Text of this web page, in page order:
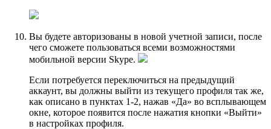
Вы будете авторизованы в новой учетной записи, после
чего сможете пользоваться всеми возможностями
мобильной версии Skype.
Если потребуется переключиться на предыдущий
аккаунт, вы должны выйти из текущего профиля так же,
как описано в пунктах 1-2, нажав «Да» во всплывающем
окне, которое появится после нажатия кнопки «Выйти»
в настройках профиля.